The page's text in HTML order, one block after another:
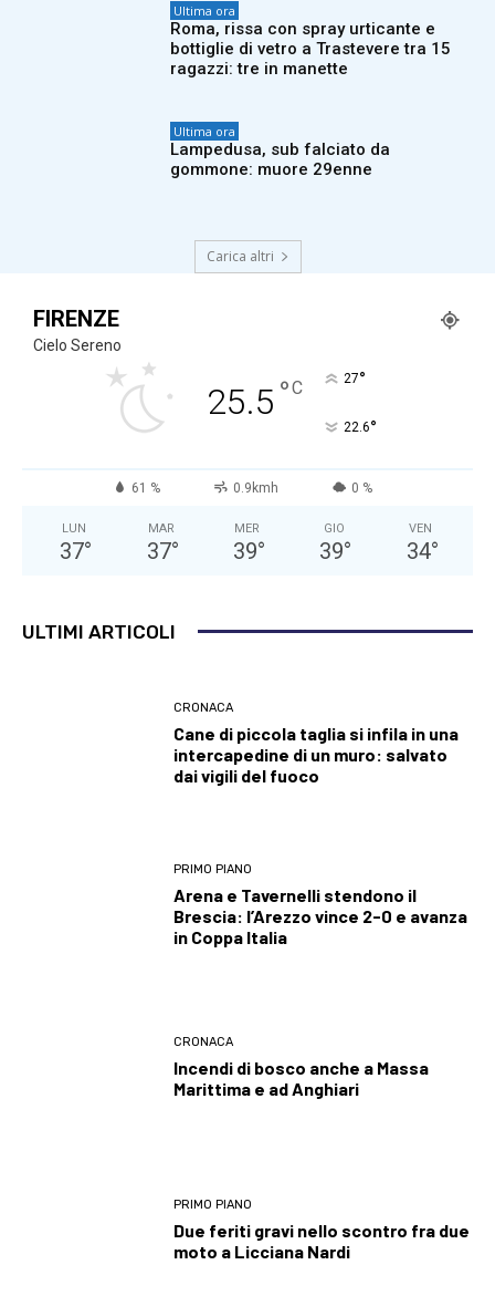
Ultima ora
Roma, rissa con spray urticante e
bottiglie di vetro a Trastevere tra 15
ragazzi: tre in manette
Ultima ora
Lampedusa, sub falciato da
gommone: muore 29enne
Carica altri
FIRENZE
Cielo Sereno
25.5 °C 27°
22.6°
61 % 0.9kmh 0 %
LUN
37°
MAR
37°
MER
39°
GIO
39°
VEN
34°
ULTIMI ARTICOLI
CRONACA
Cane di piccola taglia si infila in una
intercapedine di un muro: salvato
dai vigili del fuoco
PRIMO PIANO
Arena e Tavernelli stendono il
Brescia: l’Arezzo vince 2-0 e avanza
in Coppa Italia
CRONACA
Incendi di bosco anche a Massa
Marittima e ad Anghiari
PRIMO PIANO
Due feriti gravi nello scontro fra due
moto a Licciana Nardi